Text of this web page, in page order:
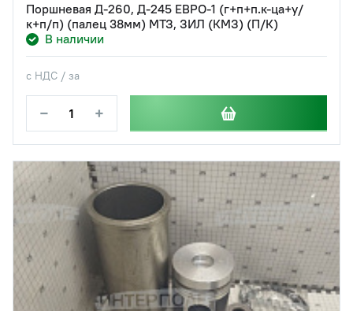
Поршневая Д-260, Д-245 ЕВРО-1 (г+п+п.к-ца+у/
к+п/п) (палец 38мм) МТЗ, ЗИЛ (КМЗ) (П/К)
В наличии
с НДС / за
− +